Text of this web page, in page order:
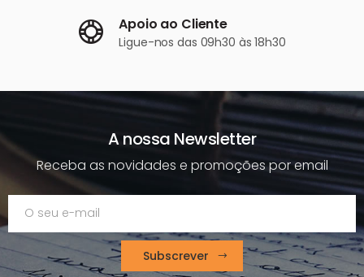
Apoio ao Cliente
Ligue-nos das 09h30 às 18h30
A nossa Newsletter
Receba as novidades e promoções por email
Subscrever